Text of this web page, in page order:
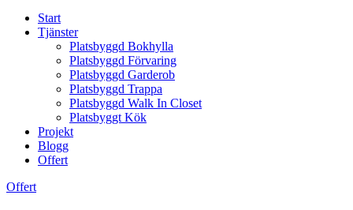
Start
Tjänster
Platsbyggd Bokhylla
Platsbyggd Förvaring
Platsbyggd Garderob
Platsbyggd Trappa
Platsbyggd Walk In Closet
Platsbyggt Kök
Projekt
Blogg
Offert
Offert